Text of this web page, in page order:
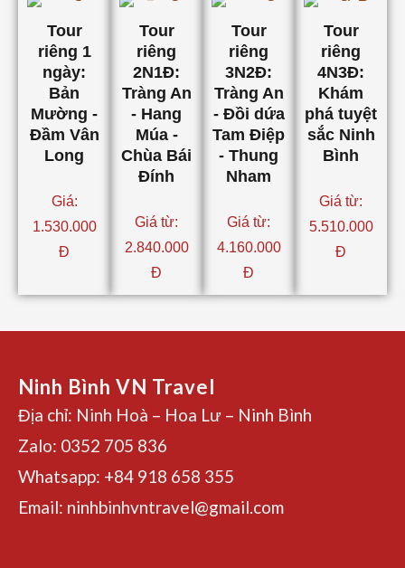
Tour
riêng 1
ngày:
Bản
Mường -
Đầm Vân
Long
Giá:
1.530.000
Đ
Tour
riêng
2N1Đ:
Tràng An
- Hang
Múa -
Chùa Bái
Đính
Giá từ:
2.840.000
Đ
Tour
riêng
3N2Đ:
Tràng An
- Đồi dứa
Tam Điệp
- Thung
Nham
Giá từ:
4.160.000
Đ
Tour
riêng
4N3Đ:
Khám
phá tuyệt
sắc Ninh
Bình
Giá từ:
5.510.000
Đ
Ninh Bình VN Travel
Địa chỉ: Ninh Hoà – Hoa Lư – Ninh Bình
Zalo: 0352 705 836
Whatsapp: +84 918 658 355
Email: ninhbinhvntravel@gmail.com